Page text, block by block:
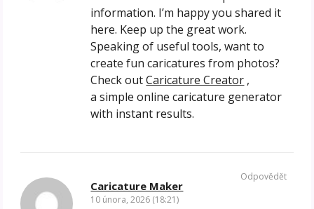
information. I’m happy you shared it
here. Keep up the great work.
Speaking of useful tools, want to
create fun caricatures from photos?
Check outCaricature Creator ,
a simple online caricature generator
with instant results.
Caricature Maker
10 února, 2026 (18:21)
Odpovědět